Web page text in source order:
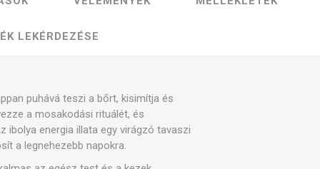
egységek Tömlők és csatlakozók
és kapcsolók Karbantartó készletek
LEKÉRDEZÉSE
puhává teszi a bőrt, kisimítja és
a mosakodási rituálét, és
ibolya energia illata egy virágzó tavaszi
a legnehezebb napokra.